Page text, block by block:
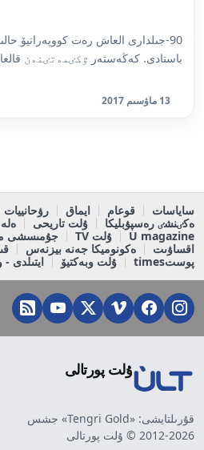
90-جىلدارى العاش رەت كووپەراتيۆ
باستادى. كەڭەستەر ٷكٸمەتٸنەن
13 ماۋسىم 2017
ساياسات قوعام ايماق رۋحانييات
ەكٸنشٸ رەسپۋبليكا
ۇلت تاريحى
U magazine
ۇلت TV
جۇمىسشى
اقساۋىت
ەكونوميكا جەنە بيزنەس
پوستtimes
ۇلت وبەكتيۆ ايتىلدى -
ۇلت پورتالى
قۇرىلتايشى: «Tengri Gold» جشس
2012-2026 © ۇلت پورتالى